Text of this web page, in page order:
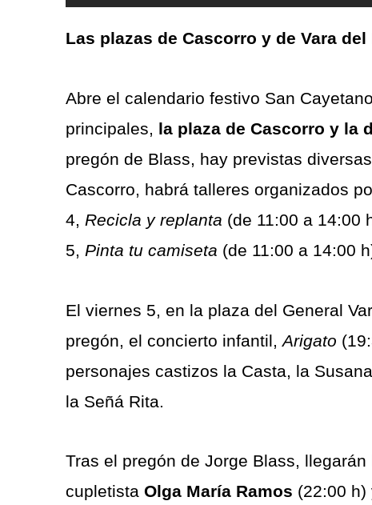
Las plazas de Cascorro y de Vara
Abre el calendario festivo San
principales, la plaza de Cascorro y la
pregón de Blass, hay previstas
Cascorro, habrá talleres organizados
4, Recicla y replanta (de 11:00 a 14:00
5, Pinta tu camiseta (de 11:00 a 14:00
El viernes 5, en la plaza del General
pregón, el concierto infantil,Arigato
personajes castizos la Casta, la
la Señá Rita.
Tras el pregón de Jorge Blass,
cupletista Olga María Ramos (22:00 h)